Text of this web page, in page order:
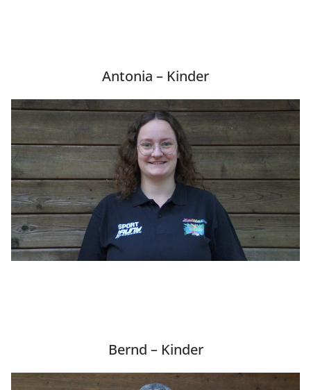
Antonia – Kinder
Bernd – Kinder